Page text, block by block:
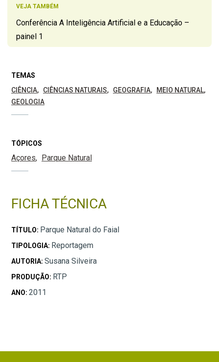
VEJA TAMBÉM
Conferência A Inteligência Artificial e a Educação –
painel 1
TEMAS
CIÊNCIA
CIÊNCIAS NATURAIS GEOGRAFIA
MEIO NATURAL
GEOLOGIA
TÓPICOS
Açores Parque Natural
FICHA TÉCNICA
TÍTULO: Parque Natural do Faial
TIPOLOGIA: Reportagem
AUTORIA: Susana Silveira
PRODUÇÃO: RTP
ANO: 2011